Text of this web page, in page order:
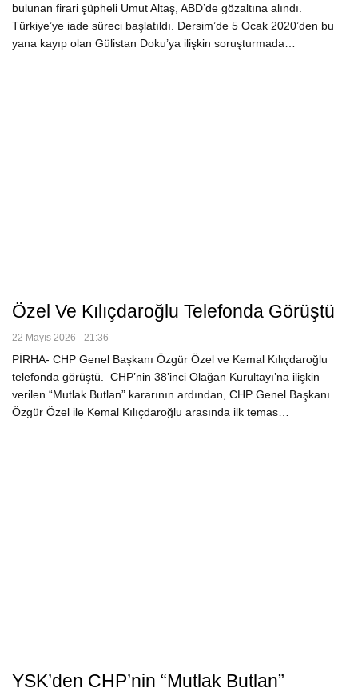
bulunan firari şüpheli Umut Altaş, ABD’de gözaltına alındı.
Türkiye’ye iade süreci başlatıldı. Dersim’de 5 Ocak 2020’den bu
yana kayıp olan Gülistan Doku’ya ilişkin soruşturmada…
Özel Ve Kılıçdaroğlu Telefonda Görüştü
22 Mayıs 2026 - 21:36
PİRHA- CHP Genel Başkanı Özgür Özel ve Kemal Kılıçdaroğlu
telefonda görüştü. CHP’nin 38’inci Olağan Kurultayı’na ilişkin
verilen “Mutlak Butlan” kararının ardından, CHP Genel Başkanı
Özgür Özel ile Kemal Kılıçdaroğlu arasında ilk temas…
YSK’den CHP’nin “Mutlak Butlan”